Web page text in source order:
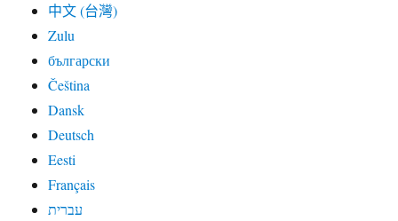
中文 (台灣)
Zulu
български
Čeština
Dansk
Deutsch
Eesti
Français
עברית